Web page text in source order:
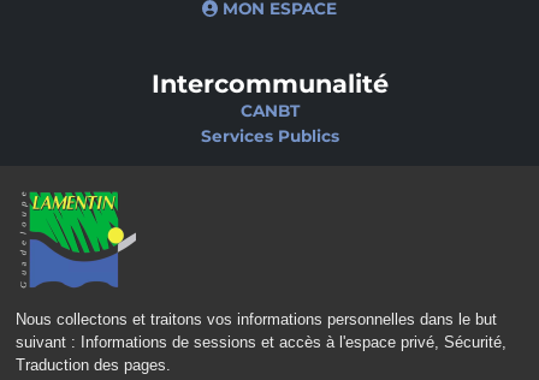
Nous collectons et traitons vos informations personnelles dans le but
suivant :
Informations de sessions et accès à l'espace privé, Sécurité,
Traduction des pages
MON ESPACE
Intercommunalité
CANBT
Services Publics
Ciné-Théâtre